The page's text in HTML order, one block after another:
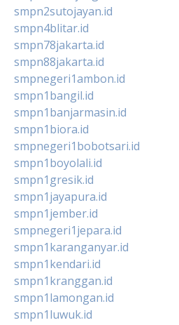
smpn2sutojayan.id
smpn4blitar.id
smpn78jakarta.id
smpn88jakarta.id
smpnegeri1ambon.id
smpn1bangil.id
smpn1banjarmasin.id
smpn1biora.id
smpnegeri1bobotsari.id
smpn1boyolali.id
smpn1gresik.id
smpn1jayapura.id
smpn1jember.id
smpnegeri1jepara.id
smpn1karanganyar.id
smpn1kendari.id
smpn1kranggan.id
smpn1lamongan.id
smpn1luwuk.id